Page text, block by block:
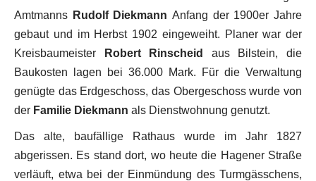
Amtmanns Rudolf DiekmannAnfang der 1900er Jahre
gebaut und im Herbst 1902 eingeweiht. Planer war der
Kreisbaumeister
Robert Rinscheid aus Bilstein, die
Baukosten lagen bei 36.000 Mark. Für die Verwaltung
genügte das Erdgeschoss, das Obergeschoss wurde von
der Familie Diekmann als Dienstwohnung genutzt.
Das alte, baufällige Rathaus wurde im Jahr 1827
abgerissen. Es stand dort, wo heute die Hagener Straße
verläuft, etwa bei der Einmündung des Turmgässchens,